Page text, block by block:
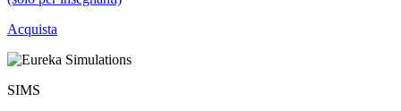
Acquista
SIMS